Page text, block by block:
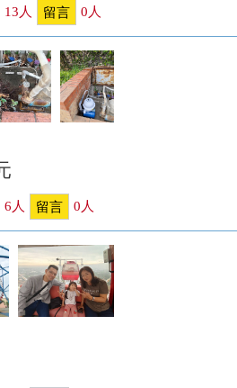
13 人 留言 0 人
6 人 留言 0 人